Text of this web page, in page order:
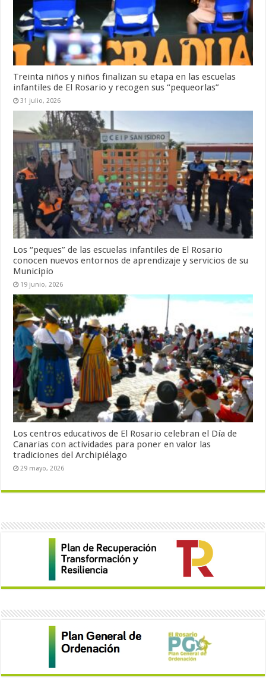
Treinta niños y niños finalizan su etapa en las escuelas
infantiles de El Rosario y recogen sus “pequeorlas”
31 julio, 2026
Los “peques” de las escuelas infantiles de El Rosario
conocen nuevos entornos de aprendizaje y servicios de su
Municipio
19 junio, 2026
Los centros educativos de El Rosario celebran el Día de
Canarias con actividades para poner en valor las
tradiciones del Archipiélago
29 mayo, 2026